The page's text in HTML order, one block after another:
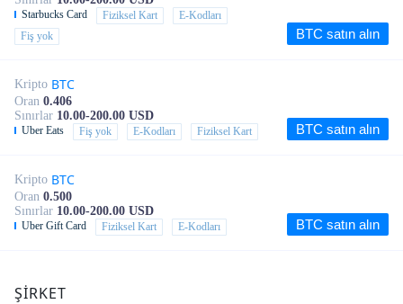
Starbucks Card Fiziksel Kart
E-Kodları
Fiş yok
BTC satın alın
Kripto BTC
Oran 0.406
Sınırlar 10.00-200.00 USD
Uber Eats Fiş yok E-Kodları Fiziksel Kart BTC satın alın
Kripto BTC
Oran 0.500
Sınırlar 10.00-200.00 USD
Uber Gift Card Fiziksel Kart E-Kodları BTC satın alın
ŞİRKET